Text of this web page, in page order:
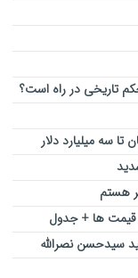
تاریخی در راه است؟
سه میلیارد دلار
هستم
سیدحسن نصرالله